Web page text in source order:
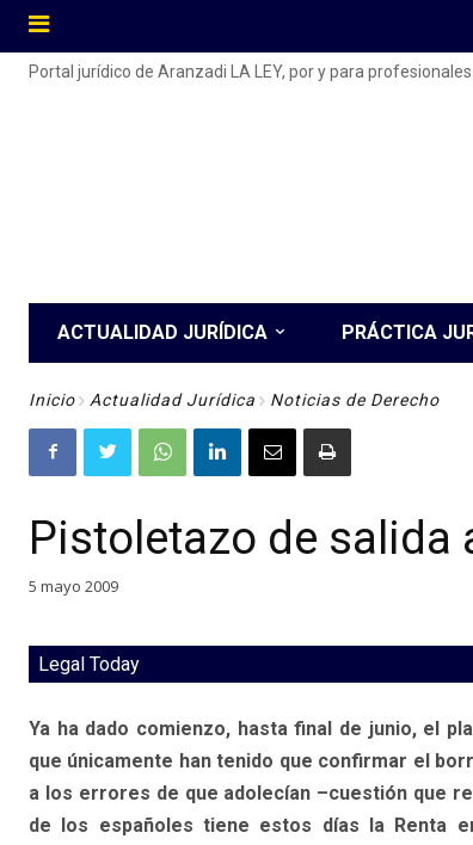
Portal jurídico de Aranzadi LA LEY, por y para
ACTUALIDAD JURÍDICA PRÁCTICA
Inicio Actualidad Jurídica Noticias de Derecho
Pistoletazo de salida
5 mayo 2009
Legal Today
Ya ha dado comienzo, hasta final de junio, el
que únicamente han tenido que confirmar el
a los errores de que adolecían –cuestión que
de los españoles tiene estos días la Renta